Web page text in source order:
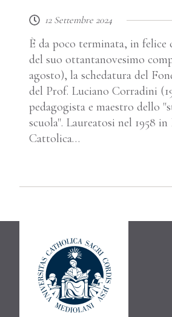
12 Settembre 2024
È da poco terminata, in felice
del suo ottantanovesimo
agosto), la schedatura del
del Prof. Luciano Corradini
pedagogista e maestro dello
scuola". Laureatosi nel 1958
Cattolica…